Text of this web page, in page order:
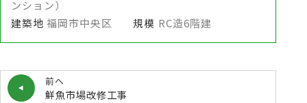
ンション）
建築地 福岡市中央区 規模 RC造6階建
前へ
鮮魚市場改修工事